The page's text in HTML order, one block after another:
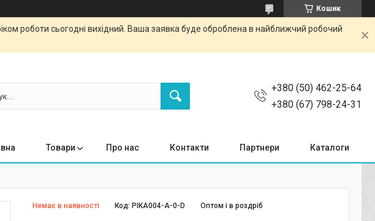
Кошик
роботи сьогодні вихідний. Ваша заявка буде оброблена в найближчий робочий
+380 (50) 462-25-64
+380 (67) 798-24-31
Товари Про нас Контакти Партнери Каталоги
Немає в наявності Оптом і в роздріб
Код: PIKA004-A-0-D